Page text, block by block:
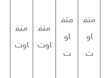
متف
او
ت
متف
او
ت
متف
اوت
متف
اوت